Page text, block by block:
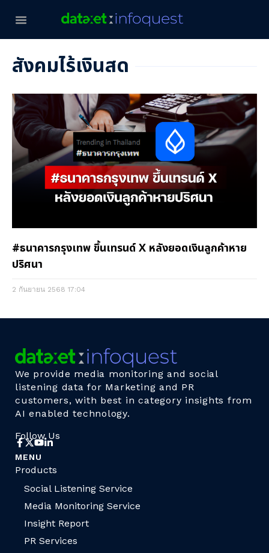
สังคมไร้เงินสด
#ธนาคารกรุงเทพ ขึ้นเทรนด์ X หลังยอดเงินลูกค้าหาย
ปริศนา
2 กันยายน 2568 17:04
We provide media monitoring and social
listening data for Marketing and PR
customers, with best in category insights from
AI enabled technology.
Follow Us
MENU
Products
Social Listening Service
Media Monitoring Service
Insight Report
PR Services